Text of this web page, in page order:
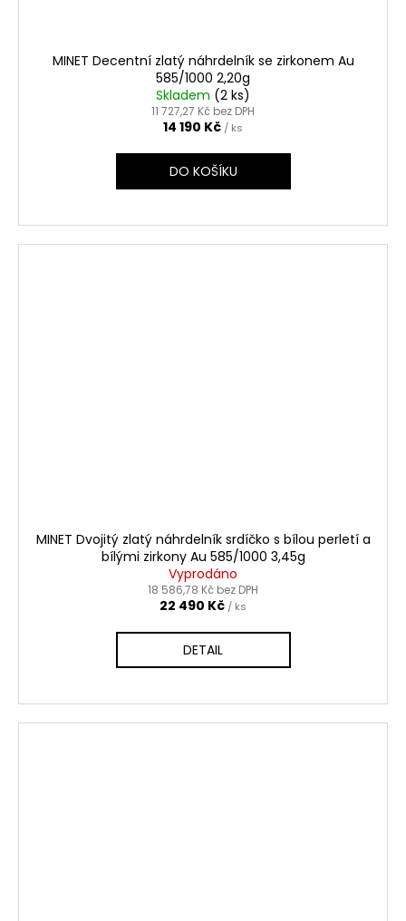
MINET Decentní zlatý náhrdelník se zirkonem Au
585/1000 2,20g
Skladem (2 ks)
11 727,27 Kč bez DPH
14 190 Kč / ks
DO KOŠÍKU
MINET Dvojitý zlatý náhrdelník srdíčko s bílou perletí a
bílými zirkony Au 585/1000 3,45g
Vyprodáno
18 586,78 Kč bez DPH
22 490 Kč / ks
DETAIL